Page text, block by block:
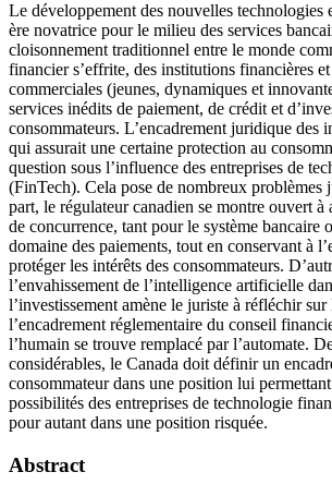
Le développement des nouvelles technologies
ère novatrice pour le milieu des services
cloisonnement traditionnel entre le monde
financier s’effrite, des institutions financières et
commerciales (jeunes, dynamiques et
services inédits de paiement, de crédit et
consommateurs. L’encadrement juridique des
qui assurait une certaine protection au
question sous l’influence des entreprises de
(FinTech). Cela pose de nombreux problèmes
part, le régulateur canadien se montre ouvert à
de concurrence, tant pour le système bancaire
domaine des paiements, tout en conservant à
protéger les intérêts des consommateurs.
l’envahissement de l’intelligence artificielle
l’investissement amène le juriste à réfléchir
l’encadrement réglementaire du conseil
l’humain se trouve remplacé par l’automate.
considérables, le Canada doit définir un
consommateur dans une position lui
possibilités des entreprises de technologie
pour autant dans une position risquée.
Abstract